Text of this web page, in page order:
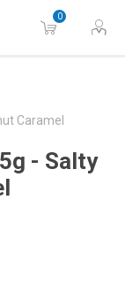
0
Caramel
- Salty